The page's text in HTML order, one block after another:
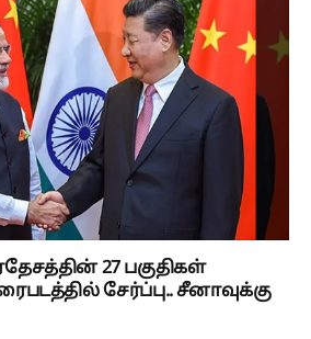
27 பகுதிகள்
சேர்ப்பு.. சீனாவுக்கு